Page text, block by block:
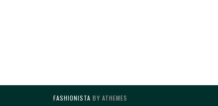
FASHIONISTA BY ATHEMES